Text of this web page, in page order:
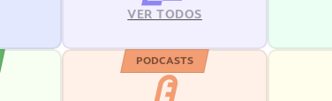
VER TODOS
PODCASTS